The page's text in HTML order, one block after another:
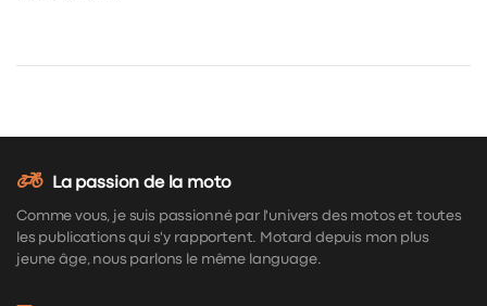
La passion de la moto
Comme vous, je suis passionné par l'univers des motos et toutes
les publications qui s'y rapportent. Motard depuis mon plus
jeune âge, nous parlons le même language.